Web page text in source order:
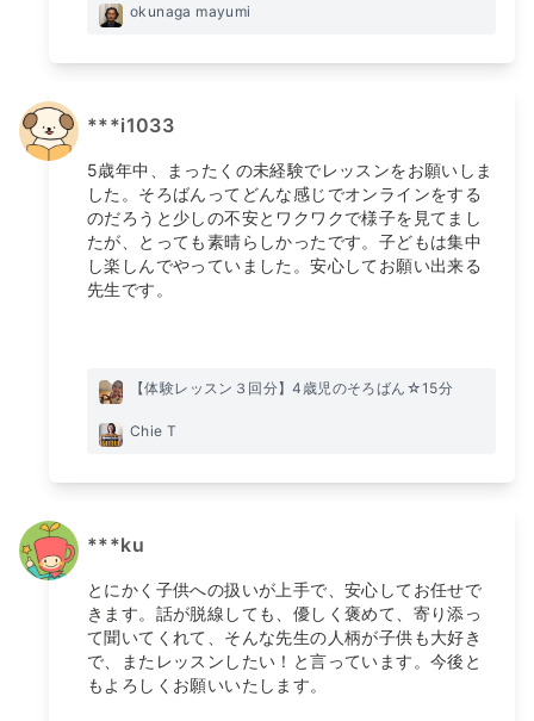
okunaga mayumi
***i1033
5歳年中、まったくの未経験でレッスンをお願いしま
した。そろばんってどんな感じでオンラインをする
のだろうと少しの不安とワクワクで様子を見てまし
たが、とっても素晴らしかったです。子どもは集中
し楽しんでやっていました。安心してお願い出来る
先生です。
【体験レッスン３回分】4歳児のそろばん☆15分
Chie T
***ku
とにかく子供への扱いが上手で、安心してお任せで
きます。話が脱線しても、優しく褒めて、寄り添っ
て聞いてくれて、そんな先生の人柄が子供も大好き
で、またレッスンしたい！と言っています。今後と
もよろしくお願いいたします。